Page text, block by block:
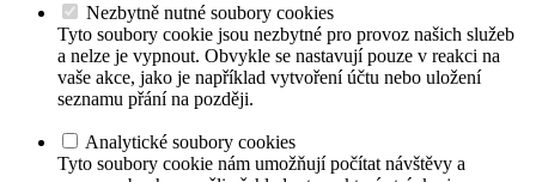
Nezbytně nutné soubory cookies
Tyto soubory cookie jsou nezbytné pro provoz našich služeb
a nelze je vypnout. Obvykle se nastavují pouze v reakci na
vaše akce, jako je například vytvoření účtu nebo uložení
seznamu přání na později.
Analytické soubory cookies
Tyto soubory cookie nám umožňují počítat návštěvy a